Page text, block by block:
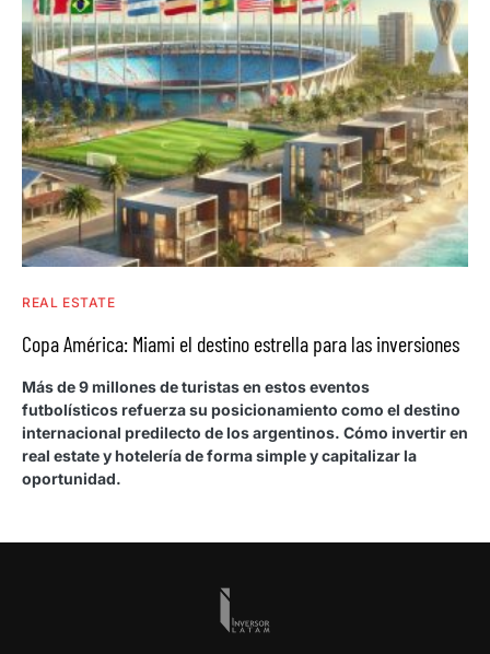
REAL ESTATE
Copa América: Miami el destino estrella para las inversiones
Más de 9 millones de turistas en estos eventos
futbolísticos refuerza su posicionamiento como el destino
internacional predilecto de los argentinos. Cómo invertir en
real estate y hotelería de forma simple y capitalizar la
oportunidad.